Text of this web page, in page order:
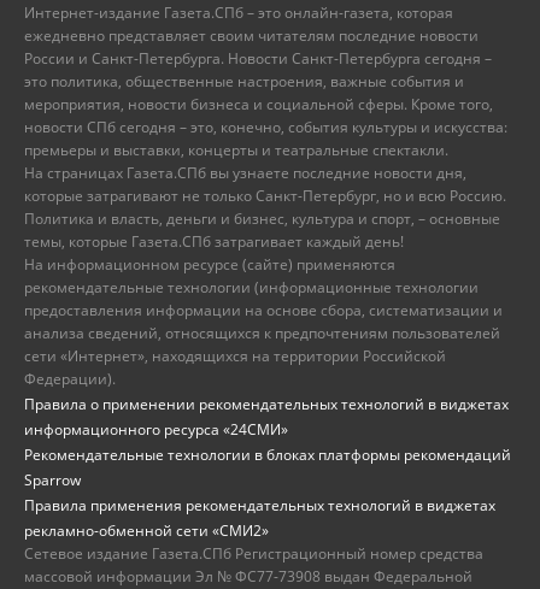
Интернет-издание Газета.СПб – это онлайн-газета, которая
ежедневно представляет своим читателям последние новости
России и Санкт-Петербурга. Новости Санкт-Петербурга сегодня –
это политика, общественные настроения, важные события и
мероприятия, новости бизнеса и социальной сферы. Кроме того,
новости СПб сегодня – это, конечно, события культуры и искусства:
премьеры и выставки, концерты и театральные спектакли.
На страницах Газета.СПб вы узнаете последние новости дня,
которые затрагивают не только Санкт-Петербург, но и всю Россию.
Политика и власть, деньги и бизнес, культура и спорт, – основные
темы, которые Газета.СПб затрагивает каждый день!
На информационном ресурсе (сайте) применяются
рекомендательные технологии (информационные технологии
предоставления информации на основе сбора, систематизации и
анализа сведений, относящихся к предпочтениям пользователей
сети «Интернет», находящихся на территории Российской
Федерации).
Правила о применении рекомендательных технологий в виджетах
информационного ресурса «24СМИ»
Рекомендательные технологии в блоках платформы рекомендаций
Sparrow
Правила применения рекомендательных технологий в виджетах
рекламно-обменной сети «СМИ2»
Сетевое издание Газета.СПб Регистрационный номер средства
массовой информации Эл № ФС77-73908 выдан Федеральной